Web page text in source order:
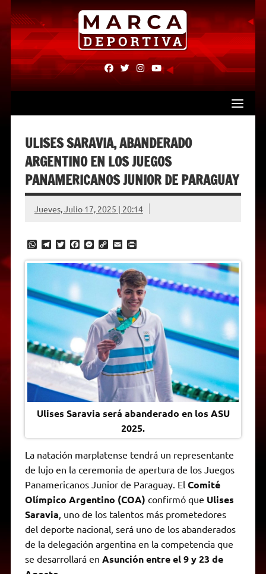
Skip
content
fab
fa-
fab
fa-
fab fab
ULISES SARAVIA, ABANDERADO
ARGENTINO EN LOS JUEGOS
PANAMERICANOS JUNIOR DE PARAGUAY
Jueves, Julio 17, 2025 | 20:14
W
a
A
p
T
l
r
a
m
T
i
r
F
c
e
b
o
k
M
s
s
e
r
C
p
y
L
k
E
a
i
l
P
i
n
t
F
r
i
e
n
d
l
y
Ulises Saravia será abanderado en los ASU
2025.
La natación marplatense tendrá un representante
de lujo en la ceremonia de apertura de los Juegos
Panamericanos Junior de Paraguay. El Comité
Olímpico Argentino (COA) confirmó que Ulises
Saravia, uno de los talentos más prometedores
del deporte nacional, será uno de los abanderados
de la delegación argentina en la competencia que
se desarrollará en Asunción entre el 9 y 23 de